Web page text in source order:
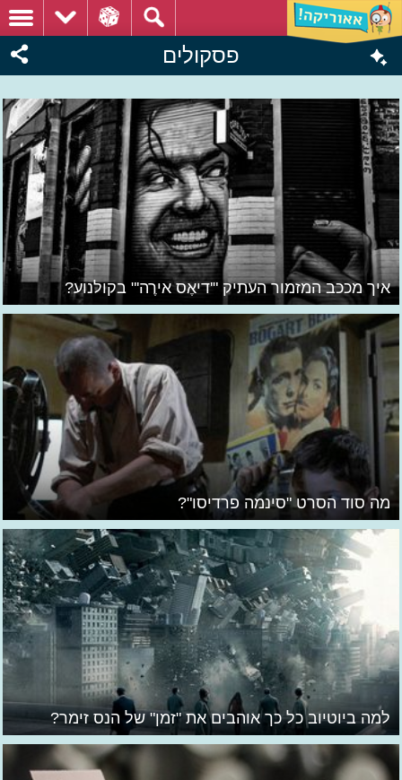
פסקולים
איך מככב המזמור העתיק "'דיאֶס אירֶה'" בקולנוע?
מה סוד הסרט "סינמה פרדיסו"?
למה ביוטיוב כל כך אוהבים את "זמן" של הנס זימר?